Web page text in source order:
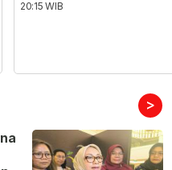
20:15 WIB
>